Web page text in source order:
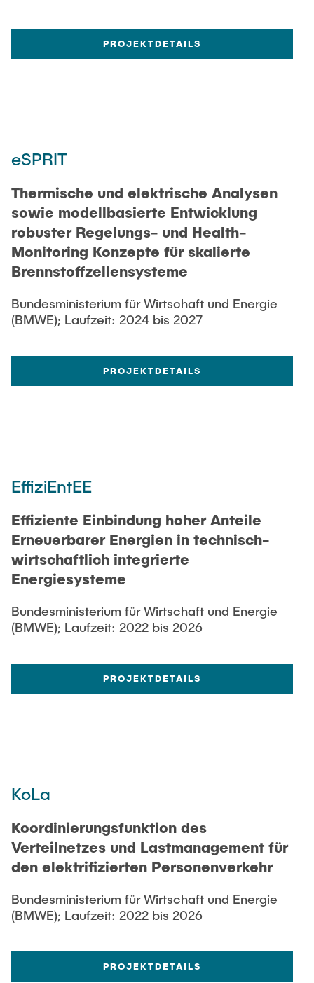
PROJEKTDETAILS
eSPRIT
Thermische und elektrische Analysen
sowie modellbasierte Entwicklung
robuster Regelungs- und Health-
Monitoring Konzepte für skalierte
Brennstoffzellensysteme
Bundesministerium für Wirtschaft und Energie
(BMWE); Laufzeit: 2024 bis 2027
PROJEKTDETAILS
EffiziEntEE
Effiziente Einbindung hoher Anteile
Erneuerbarer Energien in technisch-
wirtschaftlich integrierte
Energiesysteme
Bundesministerium für Wirtschaft und Energie
(BMWE); Laufzeit: 2022 bis 2026
PROJEKTDETAILS
KoLa
Koordinierungsfunktion des
Verteilnetzes und Lastmanagement für
den elektrifizierten Personenverkehr
Bundesministerium für Wirtschaft und Energie
(BMWE); Laufzeit: 2022 bis 2026
PROJEKTDETAILS